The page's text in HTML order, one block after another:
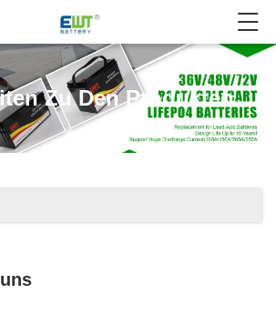
Zu Den Produkten